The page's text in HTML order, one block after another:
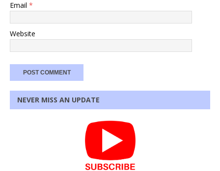
Email *
Website
NEVER MISS AN UPDATE